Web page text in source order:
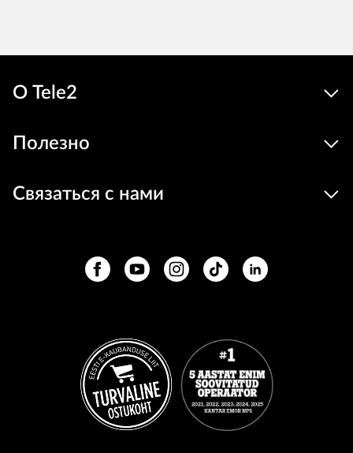
О Tele2
Полезно
Связаться с нами